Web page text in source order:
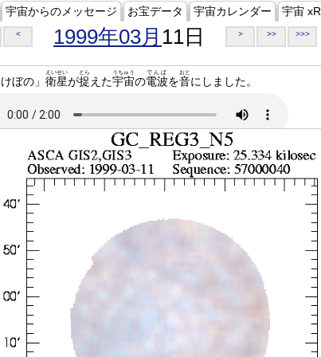
宇宙からのメッセージ お宝データ 宇宙カレンダー 宇宙 xR
< 1999年03月 11日 > >> >>>
ぼの」 衛星
えいせい
が捉
とら
えた宇宙
うちゅう
の電波
でんぱ
を音
おと
にしました。